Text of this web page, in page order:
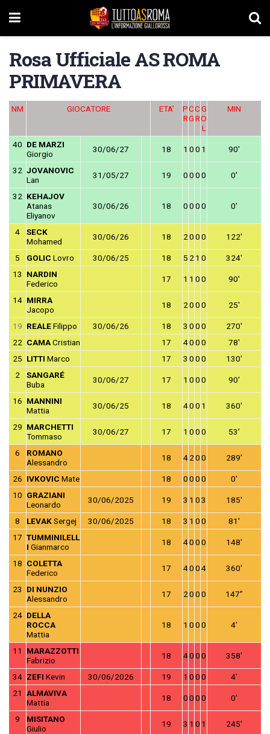
Rosa Ufficiale AS ROMA
PRIMAVERA
NM GIOCATORE ETA’
P
R
C
G
C
R
G
O
L
MIN
40 DE MARZI
Giorgio
30/06/27 18 1 00 1 90′
32 JOVANOVIC
Lan
31/05/27 19 0000 0′
32 KEHAJOV
Atanas
Eliyanov
30/06/26 18 0000 0′
4
SECK
Mohamed
30/06/26 18 2000 122′
5 GOLIC Lovro 30/06/25 18 5 2 1 0
324′
13
NARDIN
Federico
17 1 1 00 90′
14 MIRRA
Jacopo
18 2000 25′
19 REALEFilippo 30/06/26 18 3 000
270′
22 CAMACristian 17 4000
78′
25 LITTI Marco 17 3 000
130′
2
SANGARÉ
Buba
30/06/27 17 1 000 90′
16 MANNINI
Mattia
30/06/25 18 400 1 360′
29 MARCHETTI
Tommaso
30/06/27 17 1 000 53′
6
ROMANO
Alessandro
18 4 200 289′
26 IVKOVIC Mate 18 0000
0′
10 GRAZIANI
Leonardo
30/06/2025 19 3 1 03 185′
8 LEVAKSergej 30/06/2025 18 3 1 00
81′
17 TUMMINILELL
I Gianmarco 18 4000 148′
18 COLETTA
Federico
17 4004 360′
23
DI NUNZIO
Alessandro
17 2000 147”
24 DELLA
ROCCA
Mattia
18 1 000 4′
11
MARAZZOTTI
Fabrizio
18 4000 358′
34 ZEFI Kevin 30/06/2026 19 1 000
4′
21
ALMAVIVA
Mattia
18 0000 0′
9
MISITANO
Giulio
19 3 1 0 1 245′